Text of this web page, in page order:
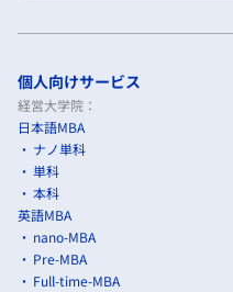
個人向けサービス
経営大学院：
日本語MBA
ナノ単科
単科
本科
英語MBA
nano-MBA
Pre-MBA
Full-time-MBA